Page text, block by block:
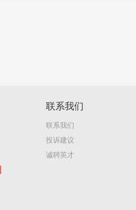
联系我们
联系我们
投诉建议
诚聘英才